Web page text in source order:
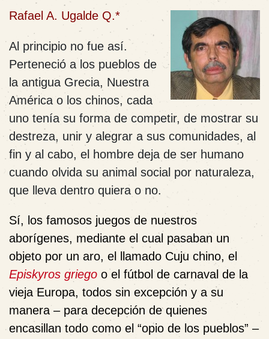
Rafael A. Ugalde Q.*
Al principio no fue así.
Perteneció a los pueblos de
la antigua Grecia, Nuestra
América o los chinos, cada
uno tenía su forma de competir, de mostrar su
destreza, unir y alegrar a sus comunidades, al
fin y al cabo, el hombre deja de ser humano
cuando olvida su animal social por naturaleza,
que lleva dentro quiera o no.
Sí, los famosos juegos de nuestros
aborígenes, mediante el cual pasaban un
objeto por un aro, el llamado Cuju chino, el
Episkyros griego o el fútbol de carnaval de la
vieja Europa, todos sin excepción y a su
manera – para decepción de quienes
encasillan todo como el “opio de los pueblos” –